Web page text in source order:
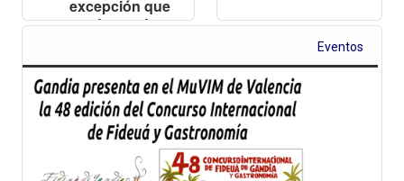
excepción que
atesora tres
múltiples
reconocimientos
Eventos